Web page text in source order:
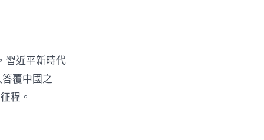
習近平新時代
覆中國之
程。